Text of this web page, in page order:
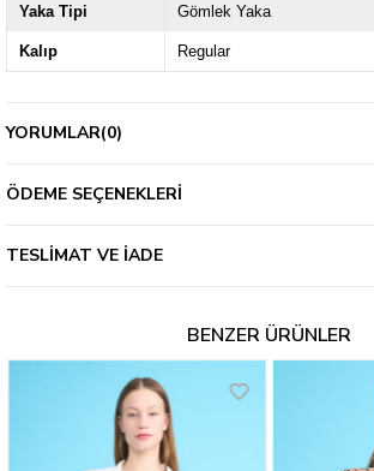
Yaka Tipi Gömlek Yaka
Kalıp Regular
YORUMLAR(0)
ÖDEME SEÇENEKLERI
TESLIMAT VE İADE
BENZER ÜRÜNLER